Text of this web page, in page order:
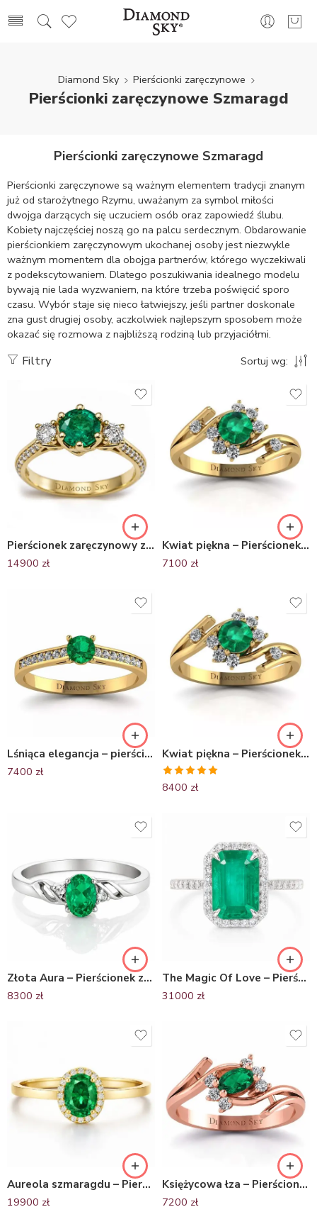
Diamond Sky Pierścionki zaręczynowe
Pierścionki zaręczynowe Szmaragd
Pierścionki zaręczynowe Szmaragd
Pierścionki zaręczynowe są ważnym elementem tradycji znanym
już od starożytnego Rzymu, uważanym za symbol miłości
dwojga darzących się uczuciem osób oraz zapowiedź ślubu.
Kobiety najczęściej noszą go na palcu serdecznym. Obdarowanie
pierścionkiem zaręczynowym ukochanej osoby jest niezwykle
ważnym momentem dla obojga partnerów, którego wyczekiwali
z podekscytowaniem. Dlatego poszukiwania idealnego modelu
bywają nie lada wyzwaniem, na które trzeba poświęcić sporo
czasu. Wybór staje się nieco łatwiejszy, jeśli partner doskonale
zna gust drugiej osoby, aczkolwiek najlepszym sposobem może
okazać się rozmowa z najbliższą rodziną lub przyjaciółmi.
Filtry Sortuj wg:
Pierścionek zaręczynowy ze szmaragdem i diamentami – Forma Miłości
14900 zł
Kwiat piękna – Pierścionek zaręczynowy Diamond Sky, żółte złoto, szmaragd, diamenty
7100 zł
Lśniąca elegancja – pierścionek zaręczynowy, żółte złoto ze szmaragdem i diamentami
7400 zł
Kwiat piękna – Pierścionek zaręczynowy Diamond Sky, żółte złoto, szmaragd, diamenty
Oceniono
8400 zł
Złota Aura – Pierścionek zaręczynowy, białe złoto, szmaragd, diamenty
8300 zł
The Magic Of Love – Pierścionek zaręczynowy z białego złota ze szmaragdem 2.86 ct i brylantami
31000 zł
Aureola szmaragdu – Pierścionek zaręczynowy z żółtego złota ze szmaragdem i diamentami
19900 zł
Księżycowa łza – Pierścionek zaręczynowy, szmaragd, różowe złoto, diamenty Si1/H
7200 zł